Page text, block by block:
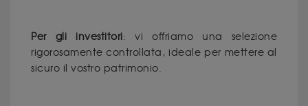
Per gli investitori: vi offriamo una selezione
rigorosamente controllata, ideale per mettere al
sicuro il vostro patrimonio.